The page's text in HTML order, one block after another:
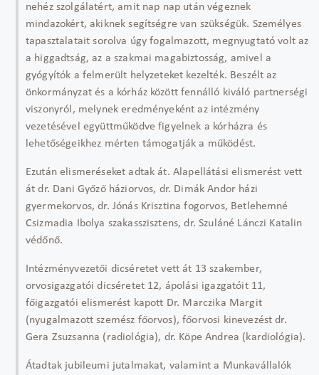
nehéz szolgálatért, amit nap nap után végeznek
mindazokért, akiknek segítségre van szükségük. Személyes
tapasztalatait sorolva úgy fogalmazott, megnyugtató volt az
a higgadtság, az a szakmai magabiztosság, amivel a
gyógyítók a felmerült helyzeteket kezelték. Beszélt az
önkormányzat és a kórház között fennálló kiváló partnerségi
viszonyról, melynek eredményeként az intézmény
vezetésével együttműködve figyelnek a kórházra és
lehetőségeikhez mérten támogatják a működést.
Ezután elismeréseket adtak át. Alapellátási elismerést vett
át dr. Dani Győző háziorvos, dr. Dimák Andor házi
gyermekorvos, dr. Jónás Krisztina fogorvos, Betlehemné
Csizmadia Ibolya szakasszisztens, dr. Szuláné Lánczi Katalin
védőnő.
Intézményvezetői dicséretet vett át 13 szakember,
orvosigazgatói dicséretet 12, ápolási igazgatóit 11,
főigazgatói elismerést kapott Dr. Marczika Margit
(nyugalmazott szemész főorvos), főorvosi kinevezést dr.
Gera Zsuzsanna (radiológia), dr. Köpe Andrea (kardiológia).
Átadtak jubileumi jutalmakat, valamint a Munkavállalók